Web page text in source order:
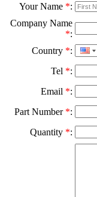
Your Name *:
Company Name
*:
Country *:
Tel *:
Email *:
Part Number *:
Quantity *: